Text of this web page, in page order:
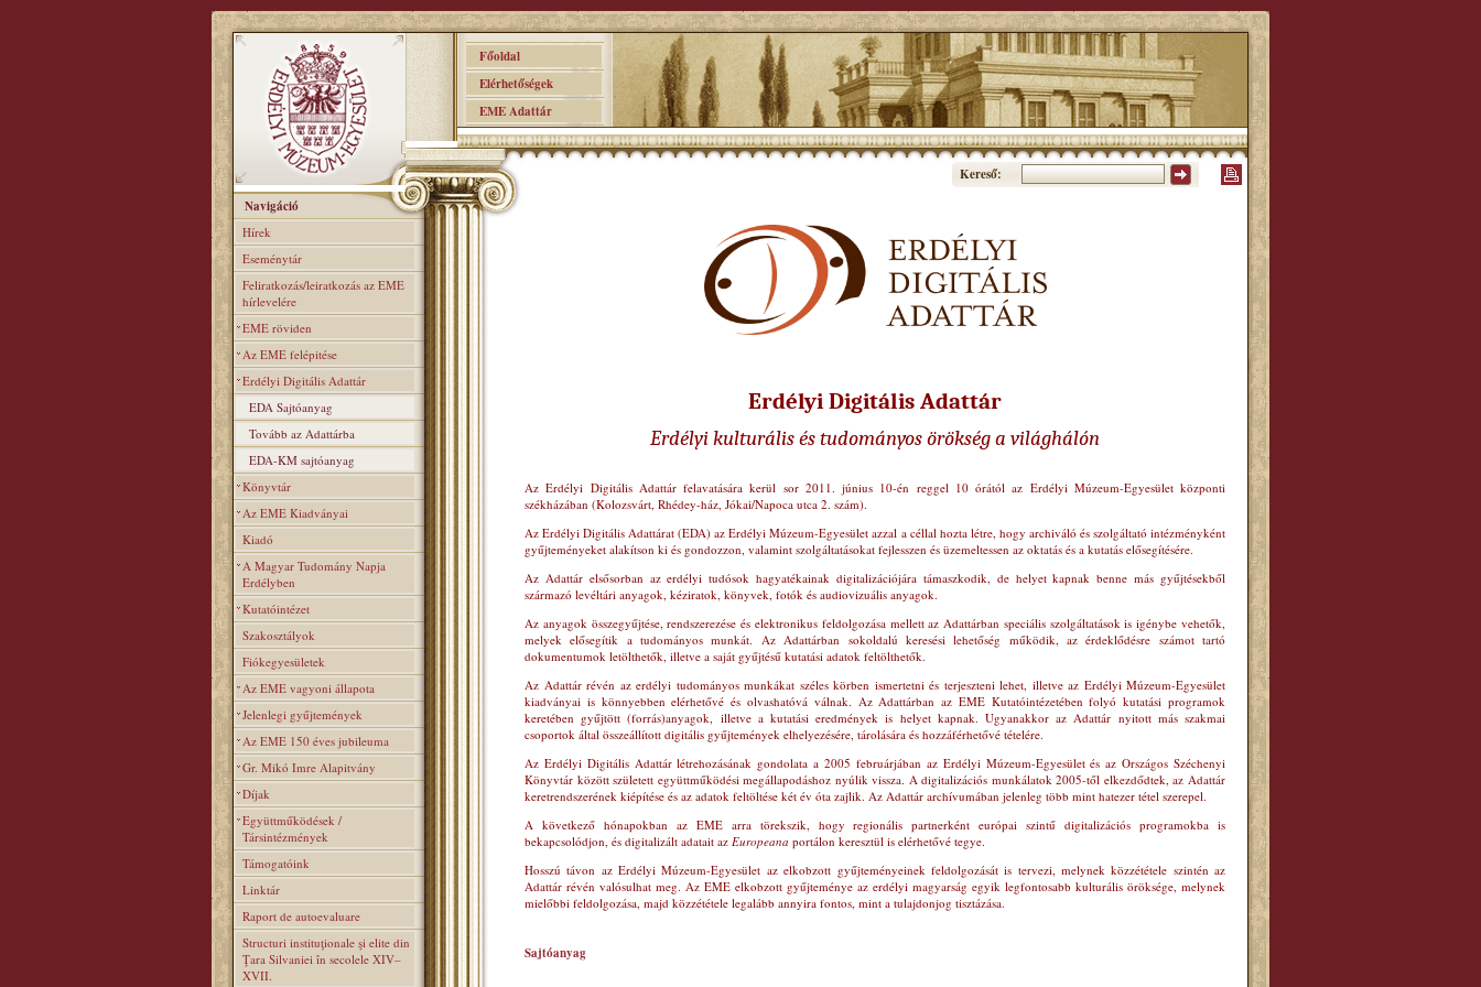
Főoldal
Elérhetőségek
EME Adattár
Kereső:
Navigáció
Hírek
Eseménytár
Feliratkozás/leiratkozás az EME
hírlevelére
EME röviden
Az EME felépitése
Erdélyi Digitális Adattár
EDA Sajtóanyag
Tovább az Adattárba
EDA-KM sajtóanyag
Könyvtár
Az EME Kiadványai
Kiadó
A Magyar Tudomány Napja
Erdélyben
Kutatóintézet
Szakosztályok
Fiókegyesületek
Az EME vagyoni állapota
Jelenlegi gyűjtemények
Az EME 150 éves jubileuma
Gr. Mikó Imre Alapitvány
Díjak
Együttműködések /
Társintézmények
Támogatóink
Linktár
Raport de autoevaluare
Structuri instituţionale şi elite din
Ţara Silvaniei în secolele XIV–
XVII.
Erdélyi Digitális Adattár
Erdélyi kulturális és tudományos örökség a világhálón
Az Erdélyi Digitális Adattár felavatására kerül sor 2011. június 10-én reggel 10 órától az Erdélyi Múzeum-Egyesület központi
székházában (Kolozsvárt, Rhédey-ház, Jókai/Napoca utca 2. szám).
Az Erdélyi Digitális Adattárat (EDA) az Erdélyi Múzeum-Egyesület azzal a céllal hozta létre, hogy archiváló és szolgáltató intézményként
gyűjteményeket alakítson ki és gondozzon, valamint szolgáltatásokat fejlesszen és üzemeltessen az oktatás és a kutatás elősegítésére.
Az Adattár elsősorban az erdélyi tudósok hagyatékainak digitalizációjára támaszkodik, de helyet kapnak benne más gyűjtésekből
származó levéltári anyagok, kéziratok, könyvek, fotók és audiovizuális anyagok.
Az anyagok összegyűjtése, rendszerezése és elektronikus feldolgozása mellett az Adattárban speciális szolgáltatások is igénybe vehetők,
melyek elősegítik a tudományos munkát. Az Adattárban sokoldalú keresési lehetőség működik, az érdeklődésre számot tartó
dokumentumok letölthetők, illetve a saját gyűjtésű kutatási adatok feltölthetők.
Az Adattár révén az erdélyi tudományos munkákat széles körben ismertetni és terjeszteni lehet, illetve az Erdélyi Múzeum-Egyesület
kiadványai is könnyebben elérhetővé és olvashatóvá válnak. Az Adattárban az EME Kutatóintézetében folyó kutatási programok
keretében gyűjtött (forrás)anyagok, illetve a kutatási eredmények is helyet kapnak. Ugyanakkor az Adattár nyitott más szakmai
csoportok által összeállított digitális gyűjtemények elhelyezésére, tárolására és hozzáférhetővé tételére.
Az Erdélyi Digitális Adattár létrehozásának gondolata a 2005 februárjában az Erdélyi Múzeum-Egyesület és az Országos Széchenyi
Könyvtár között született együttműködési megállapodáshoz nyúlik vissza. A digitalizációs munkálatok 2005-től elkezdődtek, az Adattár
keretrendszerének kiépítése és az adatok feltöltése két év óta zajlik. Az Adattár archívumában jelenleg több mint hatezer tétel szerepel.
A következő hónapokban az EME arra törekszik, hogy regionális partnerként európai szintű digitalizációs programokba is
bekapcsolódjon, és digitalizált adatait az Europeana portálon keresztül is elérhetővé tegye.
Hosszú távon az Erdélyi Múzeum-Egyesület az elkobzott gyűjteményeinek feldolgozását is tervezi, melynek közzététele szintén az
Adattár révén valósulhat meg. Az EME elkobzott gyűjteménye az erdélyi magyarság egyik legfontosabb kulturális öröksége, melynek
mielőbbi feldolgozása, majd közzététele legalább annyira fontos, mint a tulajdonjog tisztázása.
Sajtóanyag